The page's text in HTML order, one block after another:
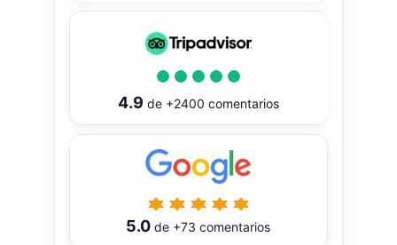
4.9 de +2400 comentarios
5.0 de +73 comentarios